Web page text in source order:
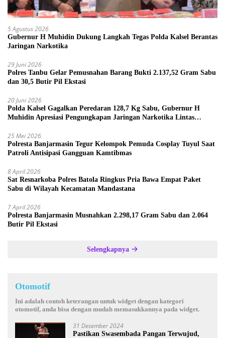
5 Agustus 2026
Gubernur H Muhidin Dukung Langkah Tegas Polda Kalsel Berantas
Jaringan Narkotika
29 Juni 2026
Polres Tanbu Gelar Pemusnahan Barang Bukti 2.137,52 Gram Sabu
dan 30,5 Butir Pil Ekstasi
20 Juni 2026
Polda Kalsel Gagalkan Peredaran 128,7 Kg Sabu, Gubernur H
Muhidin Apresiasi Pengungkapan Jaringan Narkotika Lintas
25 Mei 2026
Polresta Banjarmasin Tegur Kelompok Pemuda Cosplay Tuyul Saat
Patroli Antisipasi Gangguan Kamtibmas
8 April 2026
Sat Resnarkoba Polres Batola Ringkus Pria Bawa Empat Paket
Sabu di Wilayah Kecamatan Mandastana
7 April 2026
Polresta Banjarmasin Musnahkan 2.298,17 Gram Sabu dan 2.064
Butir Pil Ekstasi
Selengkapnya
Otomotif
Ini adalah contoh keterangan untuk widget dengan kategori
otomotif, anda bisa dengan mudah memasukkannya pada widget.
31 Desember 2024
Pastikan Swasembada Pangan Terwujud,